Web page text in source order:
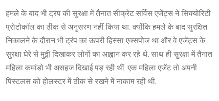
हमले के बाद भी ट्रंप की सुरक्षा में तैनात सीक्रेट सर्विस एजेंट्स ने सिक्योरिटी
प्रोटोकॉल का ठीक से अनुसरण नहीं किया था. क्योंकि हमले के बाद सुरक्षित
निकालने के दौरान भी ट्रंप का ऊपरी हिस्सा एक्सपोज था और वे एजेंट्स के
सुरक्षा घेरे से मुठ्ठी दिखाकर लोगों का आह्वान कर रहे थे. साथ ही सुरक्षा में तैनात
महिला कमांडो भी असहज दिखाई पड़ रही थीं. एक महिला एजेंट तो अपनी
पिस्टलस को होलस्टर में ठीक से रखने में नाकाम रही थी.